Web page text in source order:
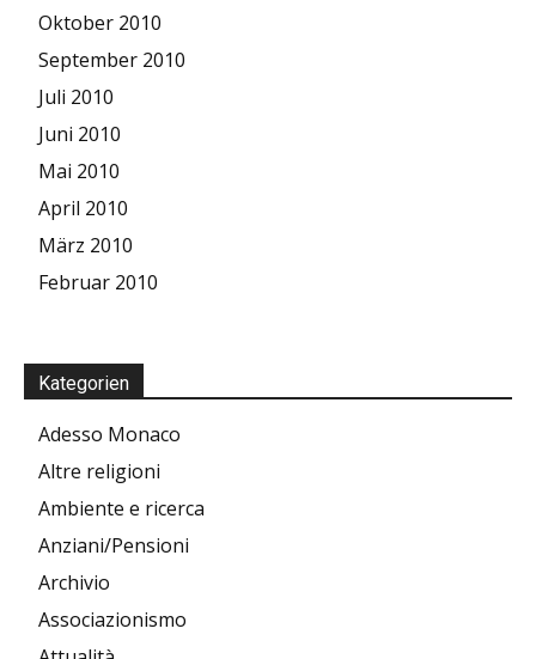
Oktober 2010
September 2010
Juli 2010
Juni 2010
Mai 2010
April 2010
März 2010
Februar 2010
Kategorien
Adesso Monaco
Altre religioni
Ambiente e ricerca
Anziani/Pensioni
Archivio
Associazionismo